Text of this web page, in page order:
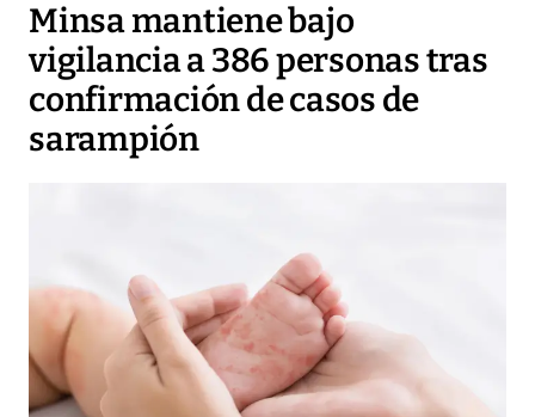
Minsa mantiene bajo
vigilancia a 386 personas tras
confirmación de casos de
sarampión